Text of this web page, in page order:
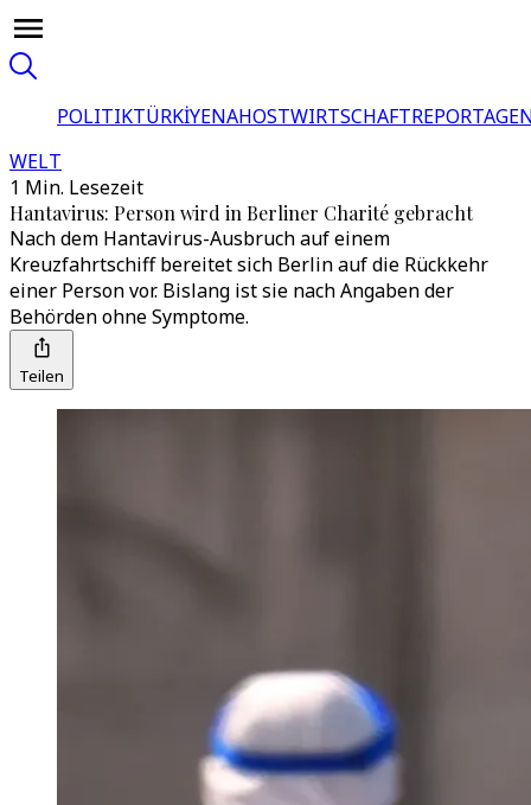
POLITIKTÜRKİYENAHOSTWIRTSCHAFT
WELT
1 Min. Lesezeit
Hantavirus: Person wird in Berliner Charité gebracht
Nach dem Hantavirus-Ausbruch auf einem
Kreuzfahrtschiff bereitet sich Berlin auf die Rückkehr
einer Person vor. Bislang ist sie nach Angaben der
Behörden ohne Symptome.
Teilen